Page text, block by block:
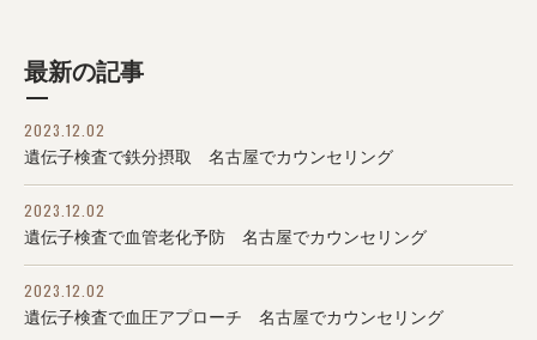
最新の記事
2023.12.02
遺伝子検査で鉄分摂取 名古屋でカウンセリング
2023.12.02
遺伝子検査で血管老化予防 名古屋でカウンセリング
2023.12.02
遺伝子検査で血圧アプローチ 名古屋でカウンセリング